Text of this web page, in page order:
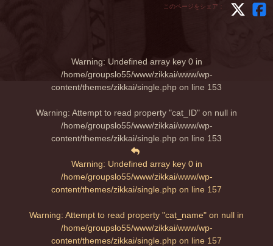
このページをシェア：
Warning: Undefined array key 0 in
/home/groupslo55/www/zikkai/www/wp-
content/themes/zikkai/single.php on line 153
Warning: Attempt to read property "cat_ID" on null in
/home/groupslo55/www/zikkai/www/wp-
content/themes/zikkai/single.php on line 153
Warning: Undefined array key 0 in
/home/groupslo55/www/zikkai/www/wp-
content/themes/zikkai/single.php on line 157
Warning: Attempt to read property "cat_name" on null in
/home/groupslo55/www/zikkai/www/wp-
content/themes/zikkai/single.php on line 157